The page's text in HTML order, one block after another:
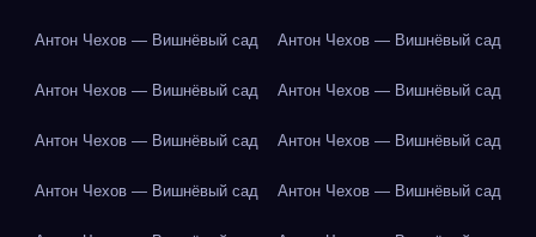
Антон Чехов — Вишнёвый сад Антон Чехов — Вишнёвый сад
Антон Чехов — Вишнёвый сад Антон Чехов — Вишнёвый сад
Антон Чехов — Вишнёвый сад Антон Чехов — Вишнёвый сад
Антон Чехов — Вишнёвый сад Антон Чехов — Вишнёвый сад